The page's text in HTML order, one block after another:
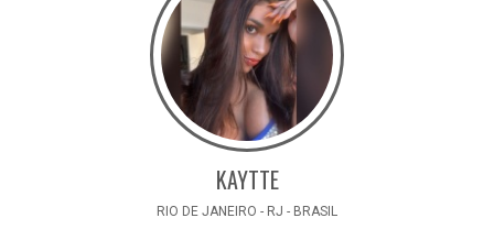
KAYTTE
RIO DE JANEIRO - RJ - BRASIL